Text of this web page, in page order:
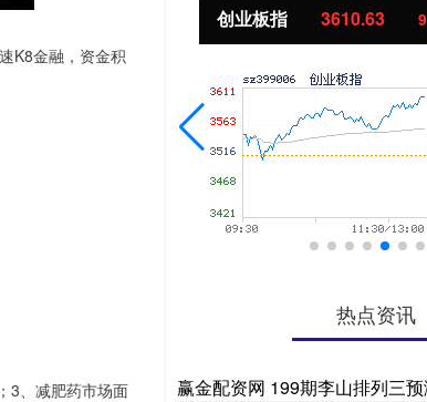
K8金融，资金积
3、减肥药市场面
创业板指 3610.63
热点资讯
赢金配资网 199期李山排列三